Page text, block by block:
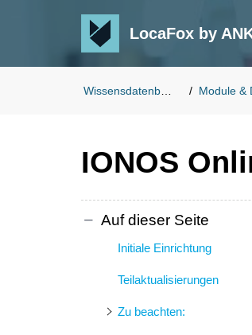
LocaFox by
Module &
IONOS
Auf dieser Seite
Initiale Einrichtung
Teilaktualisierungen
Zu beachten: